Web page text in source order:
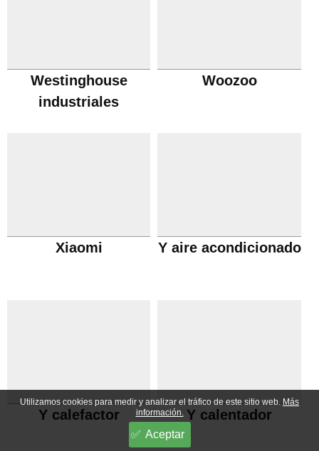
Westinghouse
industriales
Woozoo
Xiaomi Y aire acondicionado
Y calefactor Y calentador
Utilizamos cookies para medir y analizar el tráfico de este sitio web.Más
información.
Aceptar